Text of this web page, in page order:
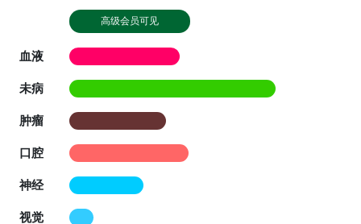
高级会员可见
血液
未病
肿瘤
口腔
神经
视觉